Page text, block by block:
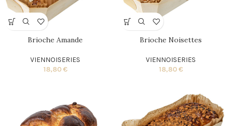
Brioche Amande
VIENNOISERIES
18,80€
Brioche Noisettes
VIENNOISERIES
18,80€